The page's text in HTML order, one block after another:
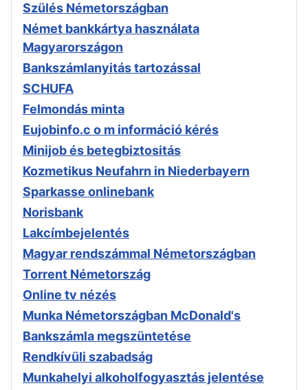
Szülés Németországban
Német bankkártya használata
Magyarországon
Bankszámlanyitás tartozással
SCHUFA
Felmondás minta
Eujobinfo.c o m információ kérés
Minijob és betegbiztositás
Kozmetikus Neufahrn in Niederbayern
Sparkasse onlinebank
Norisbank
Lakcímbejelentés
Magyar rendszámmal Németországban
Torrent Németország
Online tv nézés
Munka Németországban McDonald's
Bankszámla megszüntetése
Rendkívüli szabadság
Munkahelyi alkoholfogyasztás jelentése